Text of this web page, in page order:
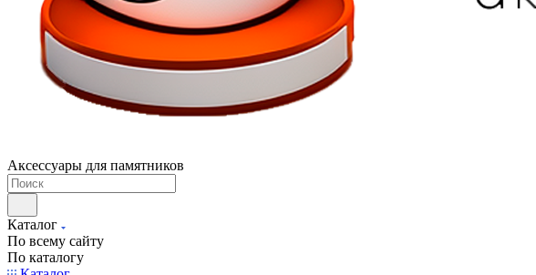
Аксессуары для памятников
Каталог
По всему сайту
По каталогу